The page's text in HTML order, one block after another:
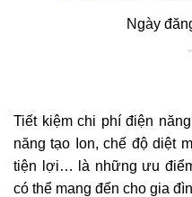
Ngày
Tiết kiệm chi phí điện
năng tạo Ion, chế độ diệt
tiện lợi… là những ưu
có thể mang đến cho gia